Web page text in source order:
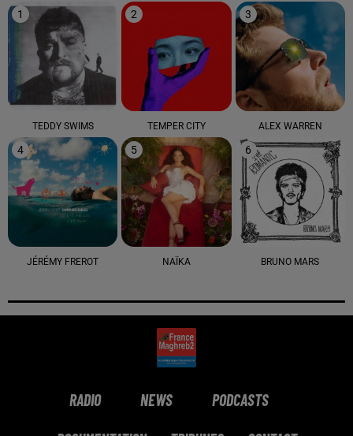
1
TEDDY SWIMS
2
TEMPER CITY
3
ALEX WARREN
4
JÉRÉMY FREROT
5
NAÏKA
6
BRUNO MARS
RADIO NEWS PODCASTS